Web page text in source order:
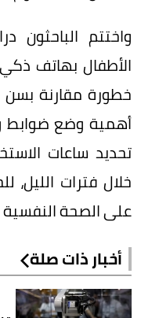
واختتم الباحثون
أهمية وضع ضوابط
تحديد ساعات
خلال فترات الليل،
على الصحة
أخبار ذات صلة